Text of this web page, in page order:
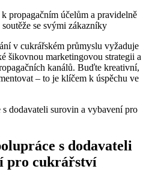
propagačním účelům a pravidelně
se svými zákazníky
v cukrářském průmyslu vyžaduje
šikovnou marketingovou strategii a
kanálů. Buďte kreativní,
– to je klíčem k úspěchu ve
s dodavateli
pro cukrářství